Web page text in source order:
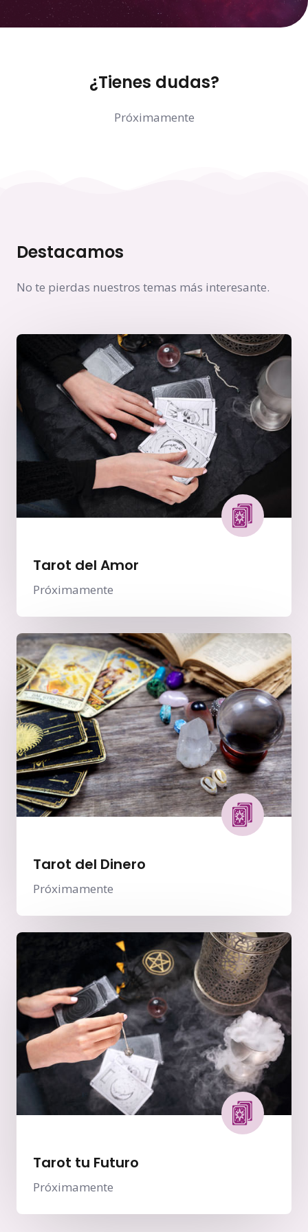
¿Tienes dudas?
Próximamente
Destacamos
No te pierdas nuestros temas más interesante.
Tarot del Amor
Próximamente
Tarot del Dinero
Próximamente
Tarot tu Futuro
Próximamente